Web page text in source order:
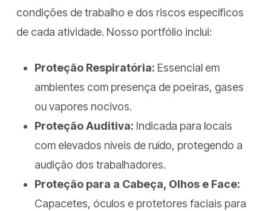
condições de trabalho e dos riscos específicos
de cada atividade. Nosso portfólio inclui:
Proteção Respiratória: Essencial em
ambientes com presença de poeiras, gases
ou vapores nocivos.
Proteção Auditiva: Indicada para locais
com elevados níveis de ruído, protegendo a
audição dos trabalhadores.
Proteção para a Cabeça, Olhos e Face:
Capacetes, óculos e protetores faciais para